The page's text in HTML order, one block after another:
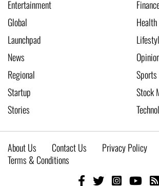
Entertainment
Global
Health
Launchpad
News
Regional
Sports
Startup
Stock
Stories
About Us Contact Us
Privacy Policy
Terms & Conditions